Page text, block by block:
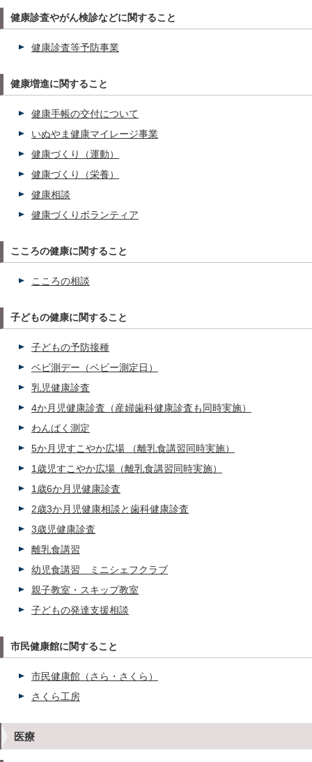
健康診査やがん検診などに関すること
健康診査等予防事業
健康増進に関すること
健康手帳の交付について
いぬやま健康マイレージ事業
健康づくり（運動）
健康づくり（栄養）
健康相談
健康づくりボランティア
こころの健康に関すること
こころの相談
子どもの健康に関すること
子どもの予防接種
ベビ測デー（ベビー測定日）
乳児健康診査
4か月児健康診査（産婦歯科健康診査も同時実施）
わんぱく測定
5か月児すこやか広場 （離乳食講習同時実施）
1歳児すこやか広場（離乳食講習同時実施）
1歳6か月児健康診査
2歳3か月児健康相談と歯科健康診査
3歳児健康診査
離乳食講習
幼児食講習 ミニシェフクラブ
親子教室・スキップ教室
子どもの発達支援相談
市民健康館に関すること
市民健康館（さら・さくら）
さくら工房
医療